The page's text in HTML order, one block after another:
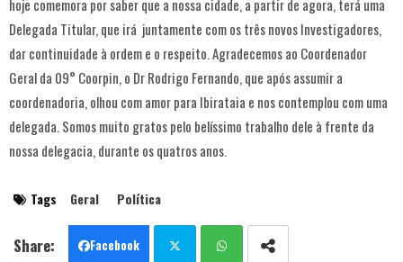
hoje comemora por saber que a nossa cidade, a partir de agora, terá uma
Delegada Titular, que irá juntamente com os três novos Investigadores,
dar continuidade à ordem e o respeito. Agradecemos ao Coordenador
Geral da 09° Coorpin, o Dr Rodrigo Fernando, que após assumir a
coordenadoria, olhou com amor para Ibirataia e nos contemplou com uma
delegada. Somos muito gratos pelo belíssimo trabalho dele à frente da
nossa delegacia, durante os quatros anos.
Tags Geral Política
Facebook